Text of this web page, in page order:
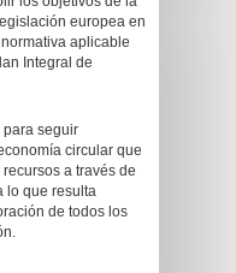
europea en
aplicable
Integral de
para seguir
circular que
a través de
lo que resulta
de todos los